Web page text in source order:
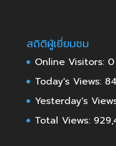
สถิติผู้เยี่ยมชม
Online Visitors: 0
Today's Views: 84
Yesterday's
Total Views: